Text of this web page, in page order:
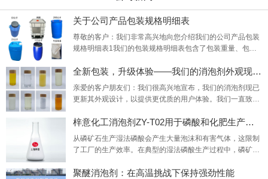
关于公司产品包装规格明细表
尊敬的客户：我们非常高兴地向您介绍我们的公司产品包装
规格明细表1我们的包装规格明细表包含了包装重量、包装
息。
全新包装，升级体验——我们的消泡剂外观现已
亲爱的客户朋友们：我们很高兴地宣布，我们的消泡剂现已
更新其外观设计，以提供更优质的用户体验。我们一直致力
外观更新是我们对品质承诺的最新体现。新的外观设计旨在
更好地展示我们的产品特性，同时也更加环保、美观。我们
的设计团队经过深思熟虑和精心设计，以确保新的包装不仅
能够吸引您的眼球，更能反映出我们对产品质量和客户
梓意化工消泡剂ZY-T02用于磷酸和化肥生产的消
从磷矿石生产湿法磷酸会产生大量泡沫和有害气体，这限制
了工厂的生产效率。在典型的湿法磷酸生产过程中，磷矿石
转化为磷酸（P2O5）和硫酸钙（石膏）外，由于矿石中的
聚醚消泡剂：在高温挑战下保持强劲性能